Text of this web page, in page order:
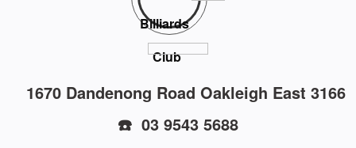
Billiards
Club
1670 Dandenong Road Oakleigh East 3166
☎️ 03 9543 5688